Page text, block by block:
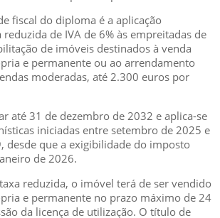
fiscal do diploma é a aplicação
de IVA de 6% às empreitadas de
de imóveis destinados à venda
e permanente ou ao arrendamento
moderadas, até 2.300 euros por
até 31 de dezembro de 2032 e aplica-se
iniciadas entre setembro de 2025 e
desde que a exigibilidade do imposto
de 2026.
reduzida, o imóvel terá de ser vendido
e permanente no prazo máximo de 24
da licença de utilização. O título de